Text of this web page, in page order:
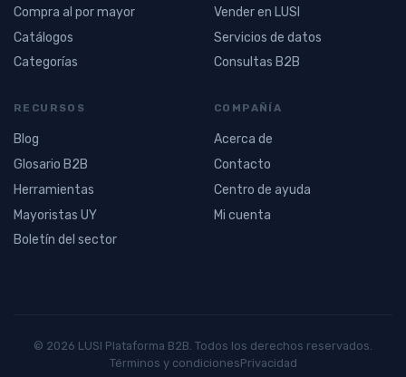
Compra al por mayor
Catálogos
Categorías
Vender en LUSI
Servicios de datos
Consultas B2B
RECURSOS
Blog
Glosario B2B
Herramientas
Mayoristas UY
Boletín del sector
COMPAÑÍA
Acerca de
Contacto
Centro de ayuda
Mi cuenta
© 2026 LUSI Plataforma B2B. Todos los derechos reservados.
Términos y condicionesPrivacidad